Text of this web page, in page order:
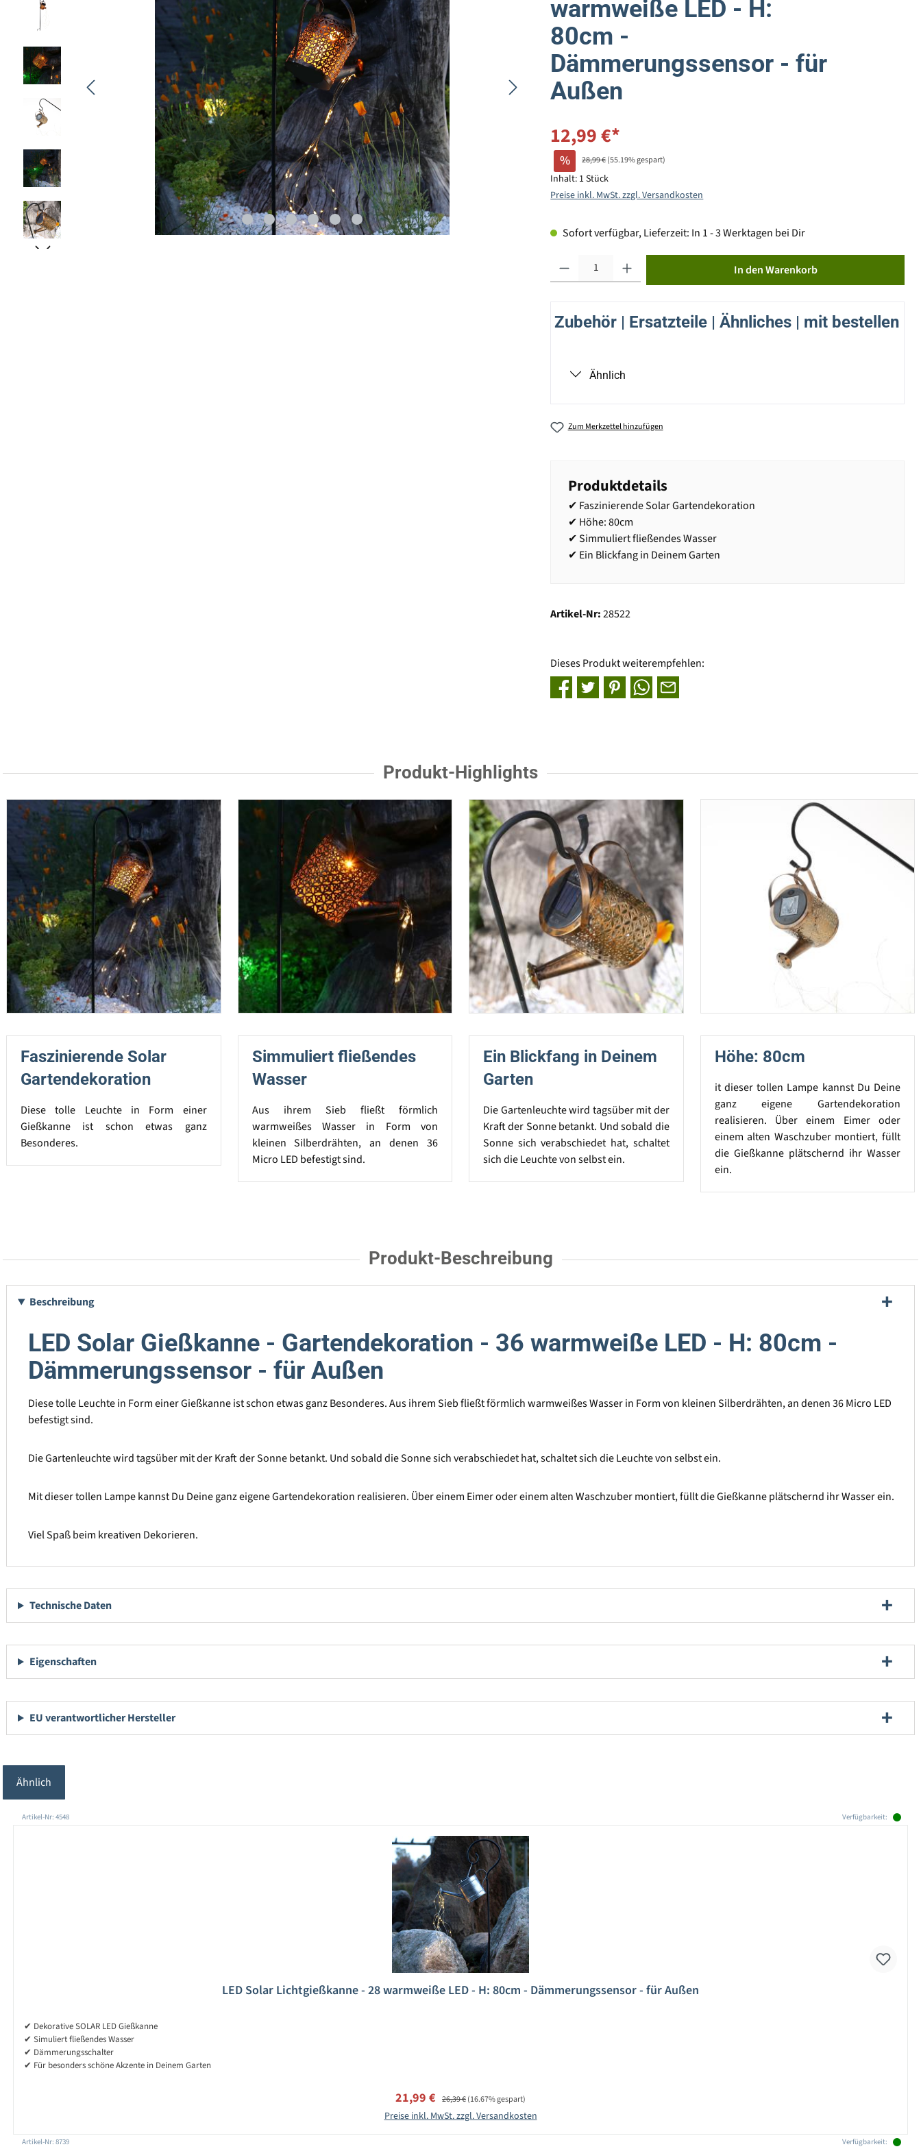
warmweiße LED - H:
80cm -
Dämmerungssensor - für
Außen
12,99 €*
% 28,99 €(55.19% gespart)
Inhalt: 1 Stück
Preise inkl. MwSt. zzgl. Versandkosten
Sofort verfügbar, Lieferzeit: In 1 - 3 Werktagen bei Dir
In den Warenkorb
Zubehör | Ersatzteile | Ähnliches | mit bestellen
Ähnlich
Zum Merkzettel hinzufügen
Produktdetails
✔ Faszinierende Solar Gartendekoration
✔ Höhe: 80cm
✔ Simmuliert fließendes Wasser
✔ Ein Blickfang in Deinem Garten
Artikel-Nr:28522
Dieses Produkt weiterempfehlen:
Produkt-Highlights
Faszinierende Solar
Gartendekoration
Diese tolle Leuchte in Form einer
Gießkanne ist schon etwas ganz
Besonderes.
Simmuliert fließendes
Wasser
Aus ihrem Sieb fließt förmlich
warmweißes Wasser in Form von
kleinen Silberdrähten, an denen 36
Micro LED befestigt sind.
Ein Blickfang in Deinem
Garten
Die Gartenleuchte wird tagsüber mit der
Kraft der Sonne betankt. Und sobald die
Sonne sich verabschiedet hat, schaltet
sich die Leuchte von selbst ein.
Höhe: 80cm
it dieser tollen Lampe kannst Du Deine
ganz eigene Gartendekoration
realisieren. Über einem Eimer oder
einem alten Waschzuber montiert, füllt
die Gießkanne plätschernd ihr Wasser
ein.
Produkt-Beschreibung
Beschreibung
LED Solar Gießkanne - Gartendekoration - 36 warmweiße LED - H: 80cm -
Dämmerungssensor - für Außen
Diese tolle Leuchte in Form einer Gießkanne ist schon etwas ganz Besonderes. Aus ihrem Sieb fließt förmlich warmweißes Wasser in Form von kleinen Silberdrähten, an denen 36 Micro LED
befestigt sind.
Die Gartenleuchte wird tagsüber mit der Kraft der Sonne betankt. Und sobald die Sonne sich verabschiedet hat, schaltet sich die Leuchte von selbst ein.
Mit dieser tollen Lampe kannst Du Deine ganz eigene Gartendekoration realisieren. Über einem Eimer oder einem alten Waschzuber montiert, füllt die Gießkanne plätschernd ihr Wasser ein.
Viel Spaß beim kreativen Dekorieren.
Technische Daten
Eigenschaften
EU verantwortlicher Hersteller
Ähnlich
Produktgalerie überspringen
Artikel-Nr: 4548 Verfügbarkeit:
LED Solar Lichtgießkanne - 28 warmweiße LED - H: 80cm - Dämmerungssensor - für Außen
✔ Dekorative SOLAR LED Gießkanne
✔ Simuliert fließendes Wasser
✔ Dämmerungsschalter
✔ Für besonders schöne Akzente in Deinem Garten
Verkaufspreis:
21,99 € Regulärer Preis:
26,39 €(16.67% gespart)
Preise inkl. MwSt. zzgl. Versandkosten
Artikel-Nr: 8739 Verfügbarkeit: